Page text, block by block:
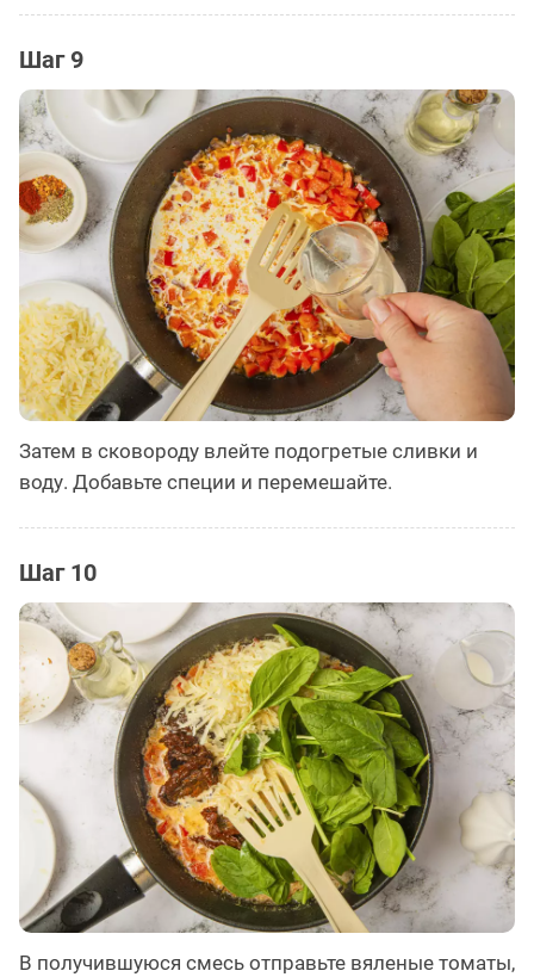
Шаг 9
Затем в сковороду влейте подогретые сливки и
воду. Добавьте специи и перемешайте.
Шаг 10
В получившуюся смесь отправьте вяленые томаты,